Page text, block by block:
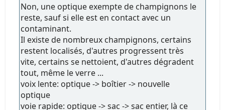
Non, une optique exempte de champignons le
reste, sauf si elle est en contact avec un
contaminant.
Il existe de nombreux champignons, certains
restent localisés, d'autres progressent très
vite, certains se nettoient, d'autres dégradent
tout, même le verre ...
voix lente: optique -> boîtier -> nouvelle
optique
voie rapide: optique -> sac -> sac entier, là ce